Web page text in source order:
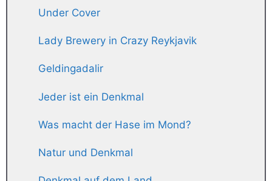
Under Cover
Lady Brewery in Crazy Reykjavik
Geldingadalir
Jeder ist ein Denkmal
Was macht der Hase im Mond?
Natur und Denkmal